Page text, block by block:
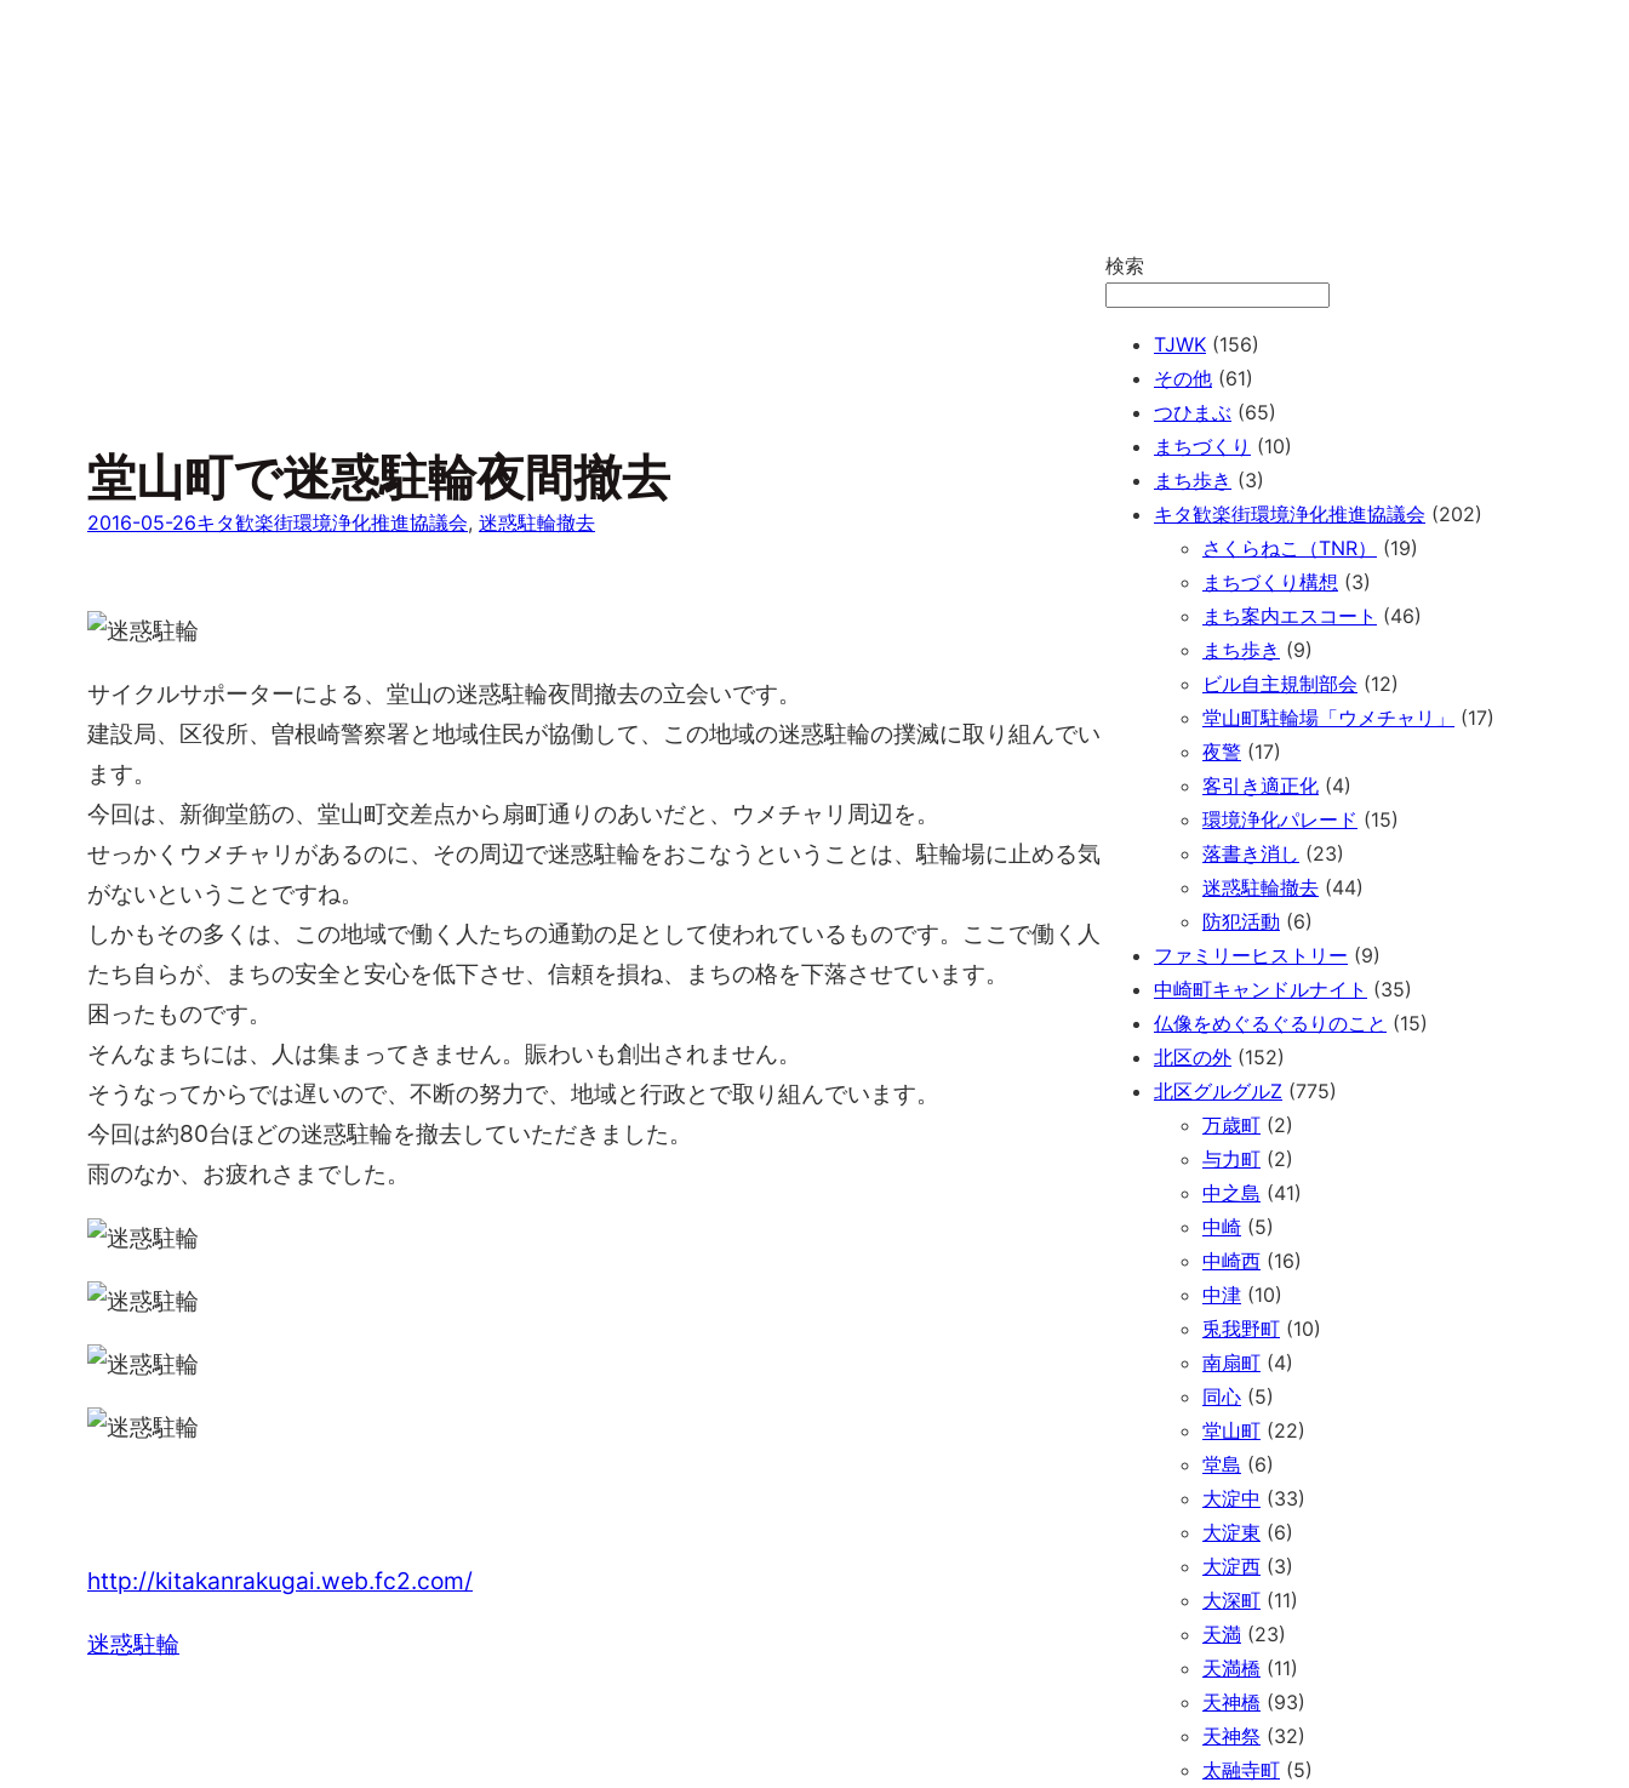
堂山町で迷惑駐輪夜間撤去
2016-05-26キタ歓楽街環境浄化推進協議会, 迷惑駐輪撤去
サイクルサポーターによる、堂山の迷惑駐輪夜間撤去の立会いです。
建設局、区役所、曽根崎警察署と地域住民が協働して、この地域の迷惑駐輪の撲滅に取り組んでい
ます。
今回は、新御堂筋の、堂山町交差点から扇町通りのあいだと、ウメチャリ周辺を。
せっかくウメチャリがあるのに、その周辺で迷惑駐輪をおこなうということは、駐輪場に止める気
がないということですね。
しかもその多くは、この地域で働く人たちの通勤の足として使われているものです。ここで働く人
たち自らが、まちの安全と安心を低下させ、信頼を損ね、まちの格を下落させています。
困ったものです。
そんなまちには、人は集まってきません。賑わいも創出されません。
そうなってからでは遅いので、不断の努力で、地域と行政とで取り組んでいます。
今回は約80台ほどの迷惑駐輪を撤去していただきました。
雨のなか、お疲れさまでした。
http://kitakanrakugai.web.fc2.com/
迷惑駐輪
検索
TJWK (156)
その他 (61)
つひまぶ (65)
まちづくり (10)
まち歩き (3)
キタ歓楽街環境浄化推進協議会 (202)
さくらねこ（TNR）
(19)
まちづくり構想 (3)
まち案内エスコート (46)
まち歩き (9)
ビル自主規制部会 (12)
堂山町駐輪場「ウメチャリ」
(17)
夜警 (17)
客引き適正化 (4)
環境浄化パレード (15)
落書き消し (23)
迷惑駐輪撤去 (44)
防犯活動 (6)
ファミリーヒストリー (9)
中崎町キャンドルナイト (35)
仏像をめぐるぐるりのこと (15)
北区の外 (152)
北区グルグルZ (775)
万歳町 (2)
与力町 (2)
中之島 (41)
中崎 (5)
中崎西 (16)
中津 (10)
兎我野町 (10)
南扇町 (4)
同心 (5)
堂山町 (22)
堂島 (6)
大淀中 (33)
大淀東 (6)
大淀西 (3)
大深町 (11)
天満 (23)
天満橋 (11)
天神橋 (93)
天神祭 (32)
太融寺町 (5)